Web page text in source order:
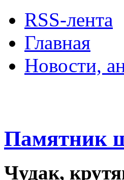
RSS-лента
Главная
Новости,
Памятник
Чудак,